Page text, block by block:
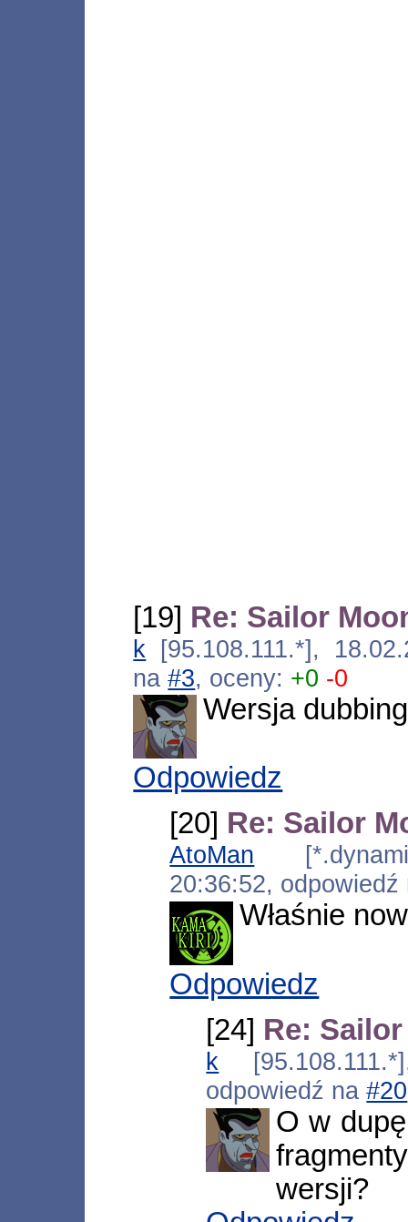
[19] Re: Sailor
k [95.108.111.*],
na#3, oceny: +0 -0
Wersja
Odpowiedz
[20] Re: Sailor
AtoMan
20:36:52,
Właśnie
Odpowiedz
[24] Re:
k
odpowiedź na#20
O w
wersji?